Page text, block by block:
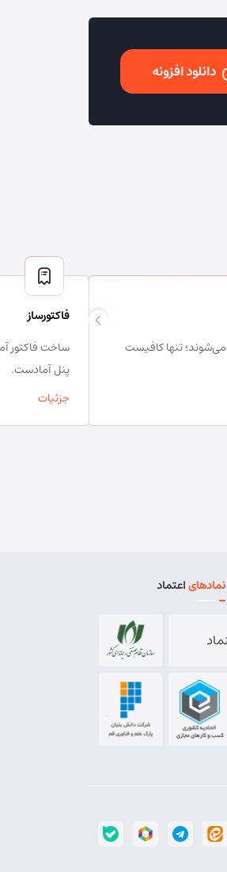
دانلود افزونه
می‌شوند؛ تنها کافیست
فاکتورساز
ساخت فاکتور
پنل آمادست.
جزئیات
نمادهایاعتماد